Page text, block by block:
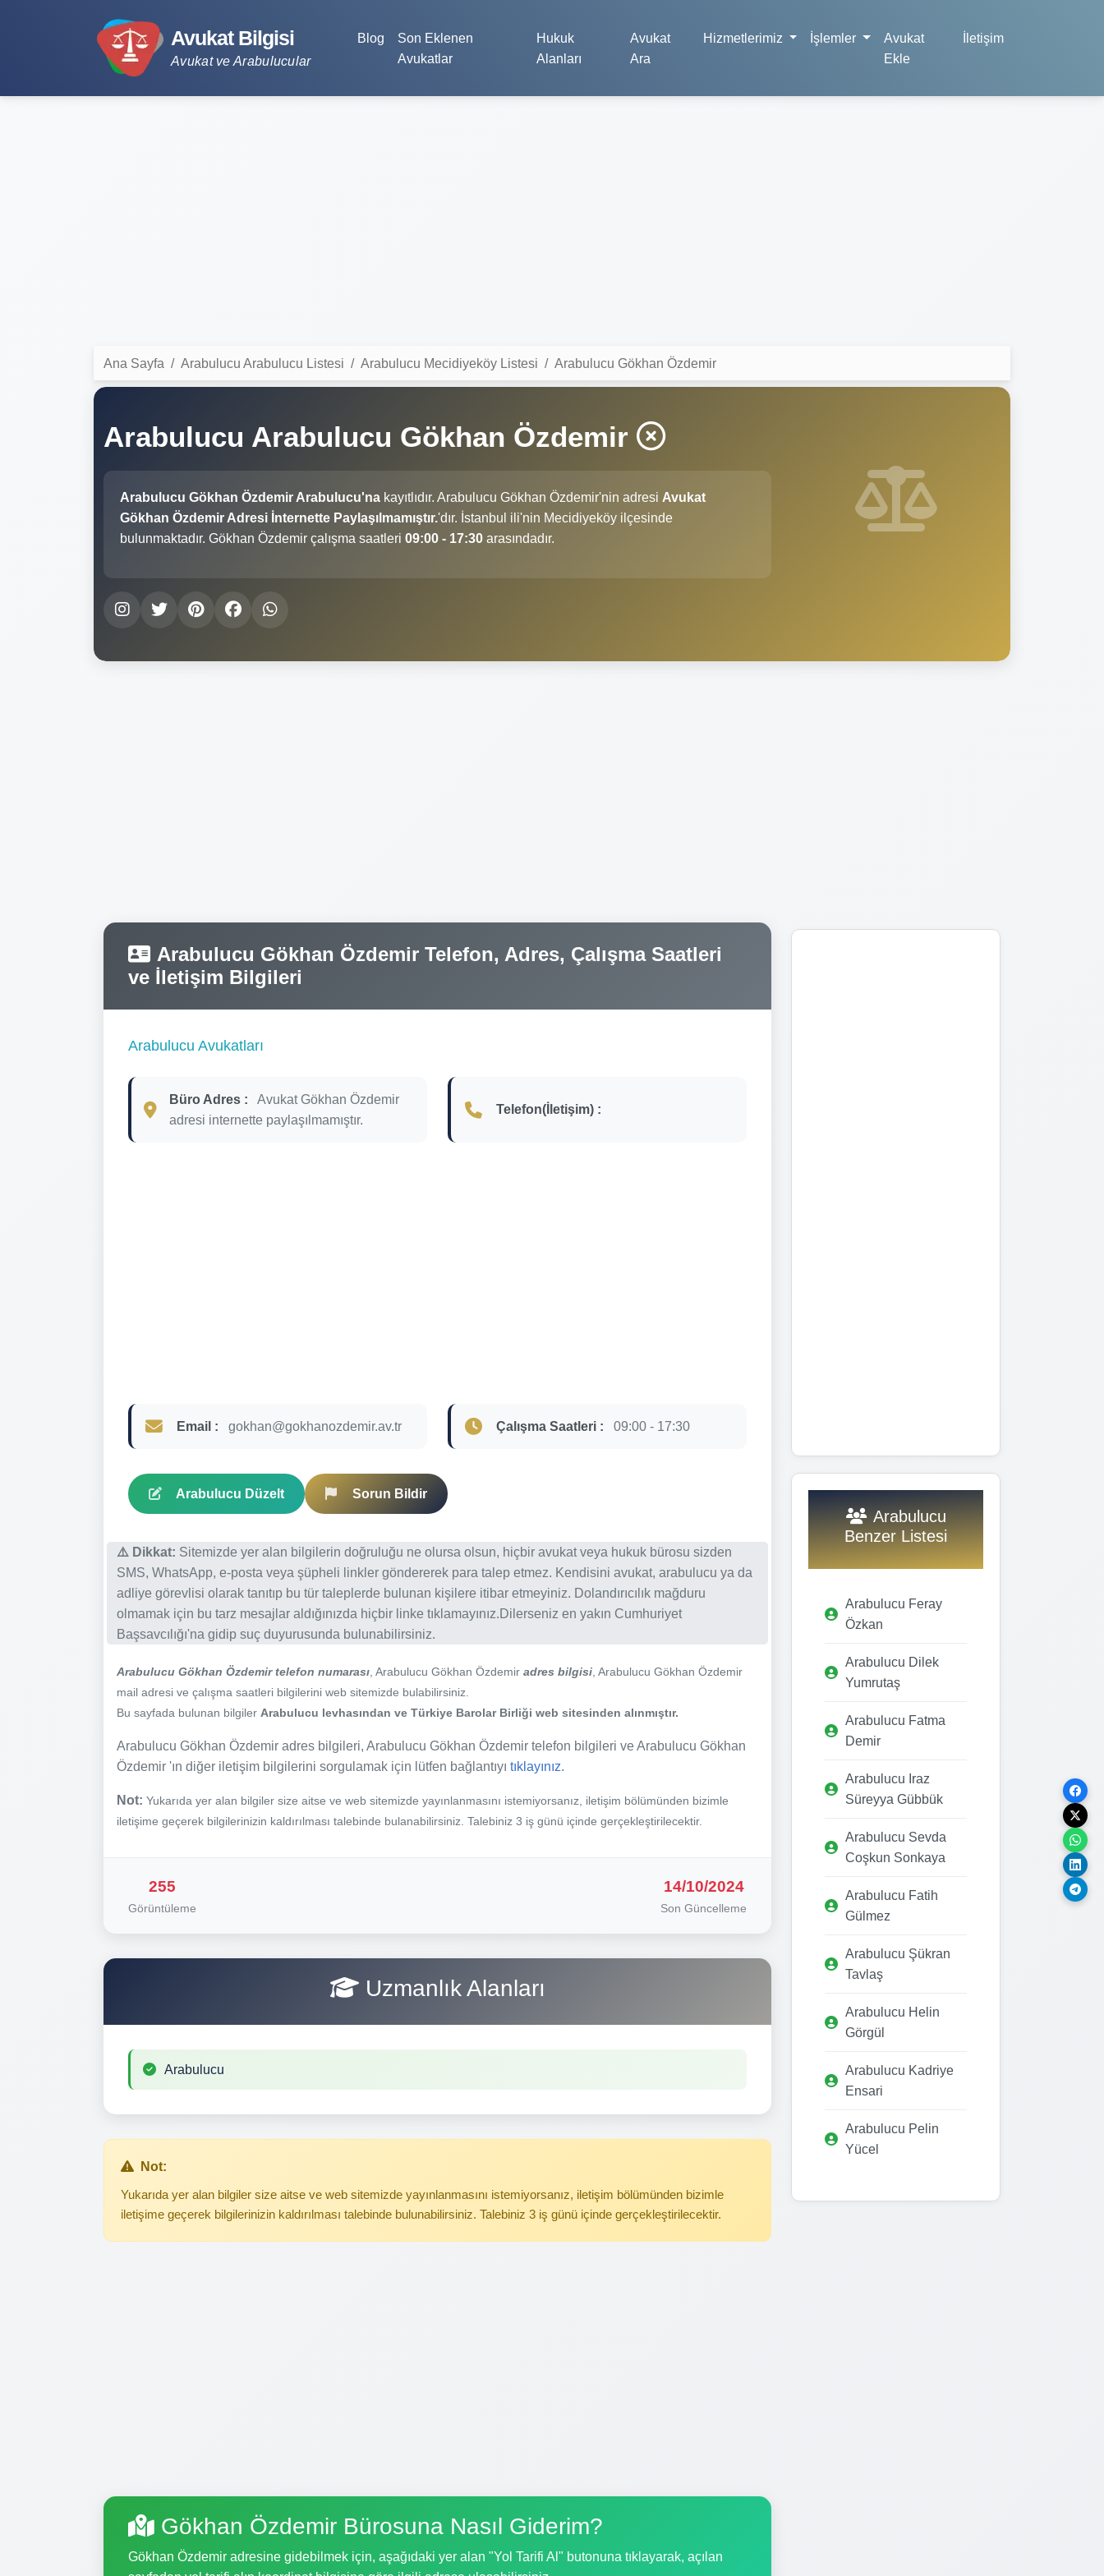
Avukat Bilgisi
Avukat ve Arabulucular
Blog
Son Eklenen
Avukatlar
Hukuk
Alanları
Avukat
Ara
Hizmetlerimiz İşlemler
Avukat
Ekle
İletişim
Ana Sayfa Arabulucu Arabulucu Listesi Arabulucu Mecidiyeköy Listesi Arabulucu Gökhan Özdemir
Arabulucu Arabulucu Gökhan Özdemir
Arabulucu Gökhan Özdemir Arabulucu'na kayıtlıdır. Arabulucu Gökhan Özdemir'nin adresi Avukat
Gökhan Özdemir Adresi İnternette Paylaşılmamıştır.'dır. İstanbul ili'nin Mecidiyeköy ilçesinde
bulunmaktadır. Gökhan Özdemir çalışma saatleri 09:00 - 17:30 arasındadır.
Arabulucu Gökhan Özdemir Telefon, Adres, Çalışma Saatleri
ve İletişim Bilgileri
Arabulucu Avukatları
Büro Adres :
Avukat Gökhan Özdemir
adresi internette paylaşılmamıştır.
Telefon(İletişim) :
Email : gokhan@gokhanozdemir.av.tr Çalışma Saatleri : 09:00 - 17:30
Arabulucu Düzelt Sorun Bildir
⚠️ Dikkat: Sitemizde yer alan bilgilerin doğruluğu ne olursa olsun, hiçbir avukat veya hukuk bürosu sizden
SMS, WhatsApp, e-posta veya şüpheli linkler göndererek para talep etmez. Kendisini avukat, arabulucu ya da
adliye görevlisi olarak tanıtıp bu tür taleplerde bulunan kişilere itibar etmeyiniz. Dolandırıcılık mağduru
olmamak için bu tarz mesajlar aldığınızda hiçbir linke tıklamayınız.Dilerseniz en yakın Cumhuriyet
Başsavcılığı'na gidip suç duyurusunda bulunabilirsiniz.
Arabulucu Gökhan Özdemir telefon numarası , Arabulucu Gökhan Özdemir adres bilgisi , Arabulucu Gökhan Özdemir
mail adresi ve çalışma saatleri bilgilerini web sitemizde bulabilirsiniz.
Bu sayfada bulunan bilgiler Arabulucu levhasından ve Türkiye Barolar Birliği web sitesinden alınmıştır.
Arabulucu Gökhan Özdemir adres bilgileri, Arabulucu Gökhan Özdemir telefon bilgileri ve Arabulucu Gökhan
Özdemir 'ın diğer iletişim bilgilerini sorgulamak için lütfen bağlantıyı tıklayınız.
Not: Yukarıda yer alan bilgiler size aitse ve web sitemizde yayınlanmasını istemiyorsanız, iletişim bölümünden bizimle
iletişime geçerek bilgilerinizin kaldırılması talebinde bulanabilirsiniz. Talebiniz 3 iş günü içinde gerçekleştirilecektir.
255
Görüntüleme
14/10/2024
Son Güncelleme
Uzmanlık Alanları
Arabulucu
Not:
Yukarıda yer alan bilgiler size aitse ve web sitemizde yayınlanmasını istemiyorsanız, iletişim bölümünden bizimle
iletişime geçerek bilgilerinizin kaldırılması talebinde bulunabilirsiniz. Talebiniz 3 iş günü içinde gerçekleştirilecektir.
Gökhan Özdemir Bürosuna Nasıl Giderim?
Gökhan Özdemir adresine gidebilmek için, aşağıdaki yer alan "Yol Tarifi Al" butonuna tıklayarak, açılan
Arabulucu
Benzer Listesi
Arabulucu Feray
Özkan
Arabulucu Dilek
Yumrutaş
Arabulucu Fatma
Demir
Arabulucu Iraz
Süreyya Gübbük
Arabulucu Sevda
Coşkun Sonkaya
Arabulucu Fatih
Gülmez
Arabulucu Şükran
Tavlaş
Arabulucu Helin
Görgül
Arabulucu Kadriye
Ensari
Arabulucu Pelin
Yücel